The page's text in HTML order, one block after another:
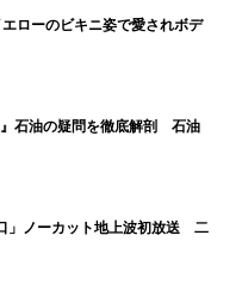
ローのビキニ姿で愛されボデ
』石油の疑問を徹底解剖 石油
」ノーカット地上波初放送 二